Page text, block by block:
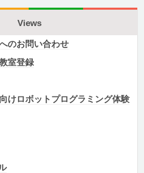
Views
のお問い合わせ
室登録
けロボットプログラミング体験